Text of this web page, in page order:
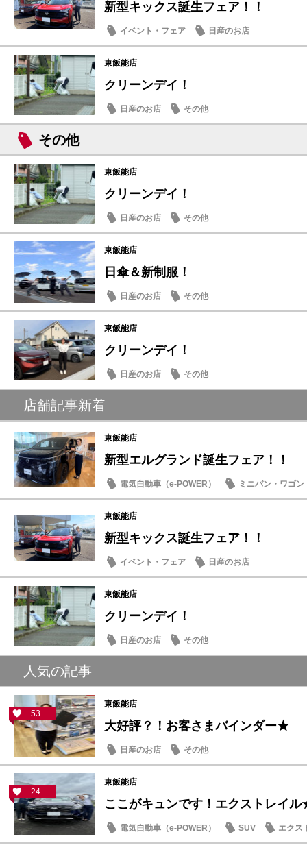
新型キックス誕生フェア！！
イベント・フェア 日産のお店
東飯能店
クリーンデイ！
日産のお店 その他
その他
東飯能店
クリーンデイ！
日産のお店 その他
東飯能店
日傘＆新制服！
日産のお店 その他
東飯能店
クリーンデイ！
日産のお店 その他
店舗記事新着
東飯能店
新型エルグランド誕生フェア！！
電気自動車（e-POWER）
ミニバン・ワゴン
試乗車・展示車
日産のお店
東飯能店
新型キックス誕生フェア！！
イベント・フェア 日産のお店
東飯能店
クリーンデイ！
日産のお店 その他
人気の記事
53
東飯能店
大好評？！お客さまバインダー★
日産のお店 その他
24
東飯能店
ここがキュンです！エクストレイ
電気自動車（e-POWER） SUV エクス